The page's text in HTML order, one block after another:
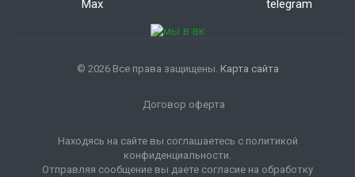
Max telegram
© 2026 Все права защищены. Карта сайта
Договор оферта
Находясь на сайте вы соглашаетесь с политикой
конфиденциальности.
Отправляя сообщение вы даете согласие на обработку